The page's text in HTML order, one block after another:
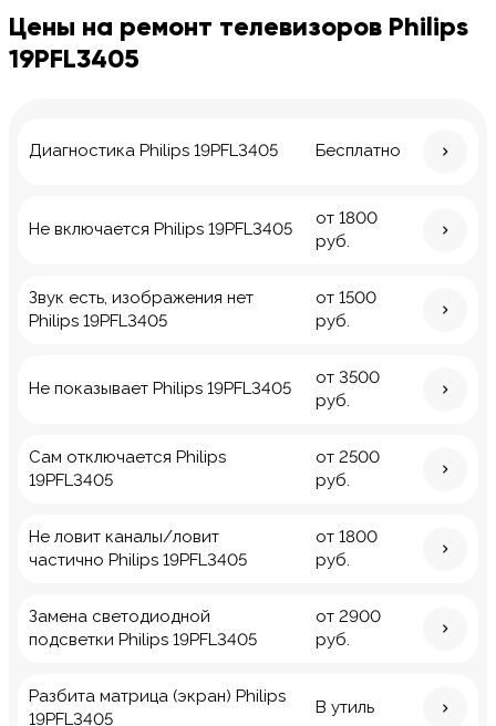
Цены на ремонт телевизоров Philips
19PFL3405
Диагностика Philips 19PFL3405 Бесплатно
Не включается Philips 19PFL3405
от 1800
руб.
Звук есть, изображения нет
Philips 19PFL3405
от 1500
руб.
Не показывает Philips 19PFL3405
от 3500
руб.
Сам отключается Philips
19PFL3405
от 2500
руб.
Не ловит каналы/ловит
частично Philips 19PFL3405
от 1800
руб.
Замена светодиодной
подсветки Philips 19PFL3405
от 2900
руб.
Разбита матрица (экран) Philips
19PFL3405
В утиль